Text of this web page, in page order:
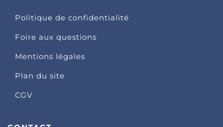
Politique de confidentialité
Foire aux questions
Mentions légales
Plan du site
CGV